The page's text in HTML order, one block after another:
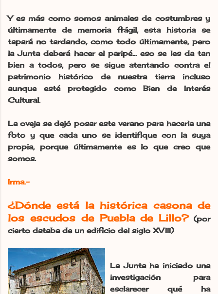
Y es más como somos animales de costumbres y
últimamente de memoria frágil, esta historia se
tapará no tardando, como todo últimamente, pero
la Junta deberá hacer el paripé... eso se les da tan
bien a todos, pero se sigue atentando contra el
patrimonio histórico de nuestra tierra incluso
aunque esté protegido como Bien de Interés
Cultural.
La oveja se dejó posar este verano para hacerla una
foto y que cada uno se identifique con la suya
propia, porque últimamente es lo que creo que
somos.
Irma.-
¿Dónde está la histórica casona de
los escudos de Puebla de Lillo?(por
cierto databa de un edificio del siglo XVIII)
La Junta ha iniciado una
investigación para
esclarecer qué ha